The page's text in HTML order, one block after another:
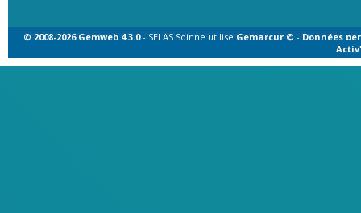
© 2008-2026 Gemweb 4.3.0- SELAS Soinne utilise Gemarcur © - Données